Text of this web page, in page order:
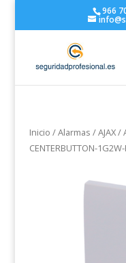
966
Inicio /Alarmas /AJAX/
CENTERBUTTON-